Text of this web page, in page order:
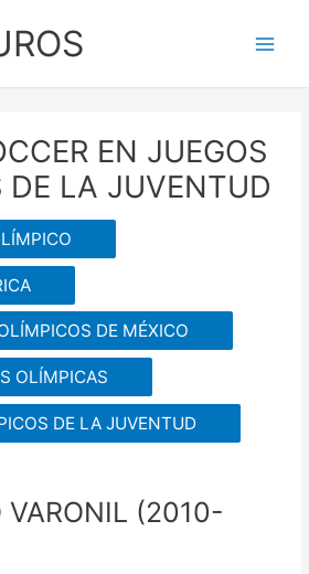
EN JUEGOS
DE LA JUVENTUD
DE MÉXICO
OLÍMPICAS
DE LA JUVENTUD
VARONIL (2010-